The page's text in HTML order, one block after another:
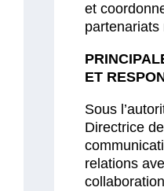
et
partenariats
ET
Sous
Directrice
relations